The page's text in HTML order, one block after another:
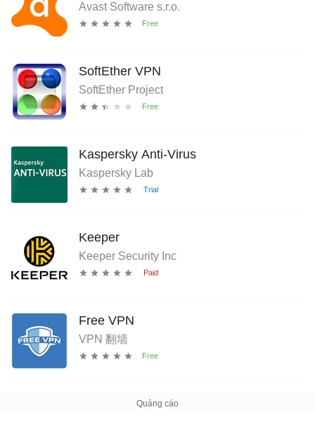
Avast Software s.r.o.
SoftEther VPN
SoftEther Project
Kaspersky Anti-Virus
Kaspersky Lab
Keeper
Keeper Security Inc
Free VPN
VPN 翻墙